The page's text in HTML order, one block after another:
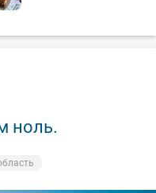
ноль.